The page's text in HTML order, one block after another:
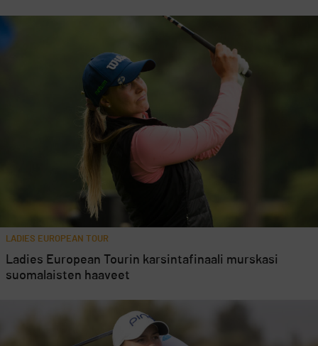
LADIES EUROPEAN TOUR
Ladies European Tourin karsintafinaali murskasi
suomalaisten haaveet